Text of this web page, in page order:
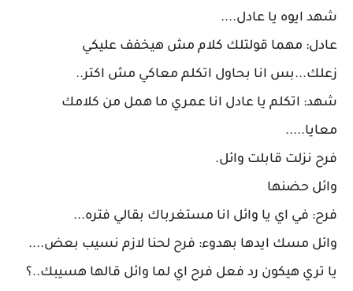
شهد ايوه يا عادل....
عادل: مهما قولتلك كلام مش هيخفف عليكي
زعلك...بس انا بحاول اتكلم معاكي مش اكتر..
شهد: اتكلم يا عادل انا عمري ما همل من كلامك
معايا.....
فرح نزلت قابلت وائل.
وائل حضنها
فرح: في اي يا وائل انا مستغرباك بقالي فتره...
وائل مسك ايدها بهدوء: فرح لحنا لازم نسيب بعض....
يا تري هيكون رد فعل فرح اي لما وائل قالها هسيبك..؟